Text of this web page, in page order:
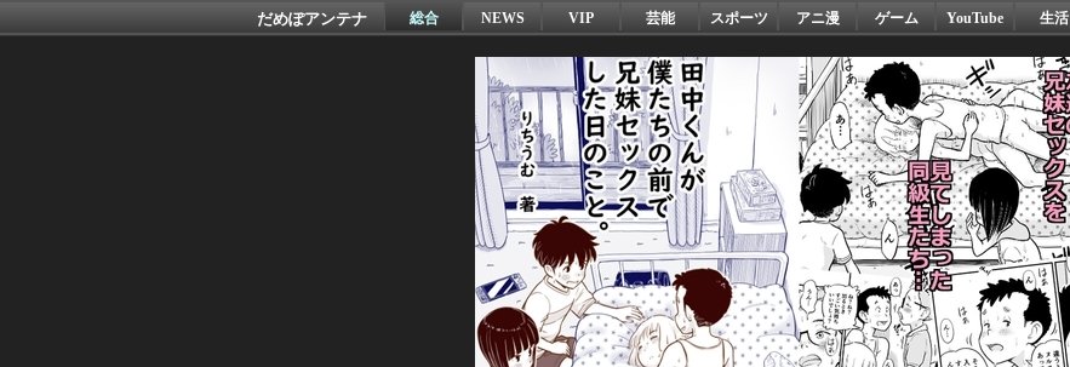
だめぽアンテナ 総合 NEWS VIP 芸能 スポーツ アニ漫 ゲーム YouTube 生活